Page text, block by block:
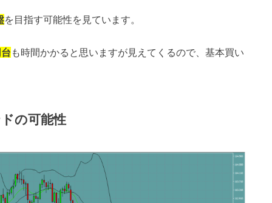
を目指す可能性を見ています。
も時間かかると思いますが見えてくるので、基本買い
の可能性